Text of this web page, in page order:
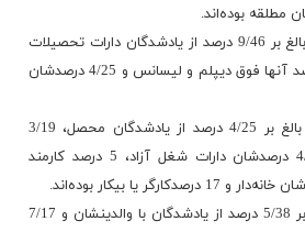
از نظر میزان تحصیلات بالغ بر 9/46 درصد از یادشدگان دارات تحصیلات
متوسطه و دیپلم،‌ 7/27 درصد آنها فوق دیپلم و لیسانس و 4/25 درصدشان
بله لحاظ داشتن شغل بالغ بر 4/25 درصد از یادشدگان محصل، 3/19
درصد از آنها دانشجو، 4/15 درصدشان دارات شغل آزاد، 5 درصد کارمند
از نظر نحوه زندگی بالغ بر 5/38 درصد از یادشدگان با والدینشان و 7/17